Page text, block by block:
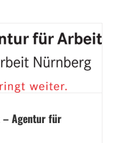
– Agentur für